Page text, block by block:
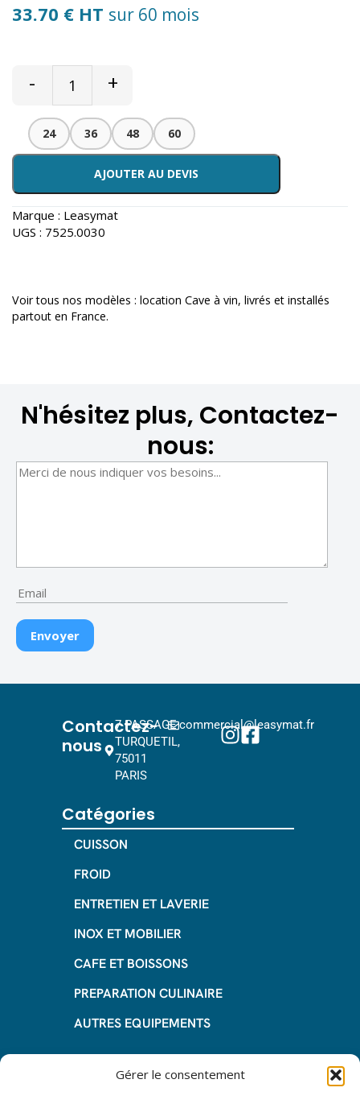
Gérer le consentement
33.70 € HT sur 60 mois
- +
24 36 48 60
AJOUTER AU DEVIS
Marque : Leasymat
UGS : 7525.0030
Voir tous nos modèles : location Cave à vin, livrés et installés
partout en France.
N'hésitez plus, Contactez-
nous:
Contactez-
nous
7 PASSAGE
TURQUETIL,
75011
PARIS
commercial@leasymat.fr
Catégories
CUISSON
FROID
ENTRETIEN ET LAVERIE
INOX ET MOBILIER
CAFE ET BOISSONS
PREPARATION CULINAIRE
AUTRES EQUIPEMENTS
Informations